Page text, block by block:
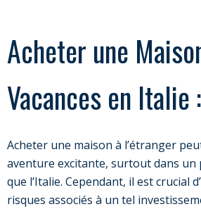
Acheter une
Vacances en
Acheter une maison à l’étranger
aventure excitante, surtout dans un
que l’Italie. Cependant, il est crucial
risques associés à un tel